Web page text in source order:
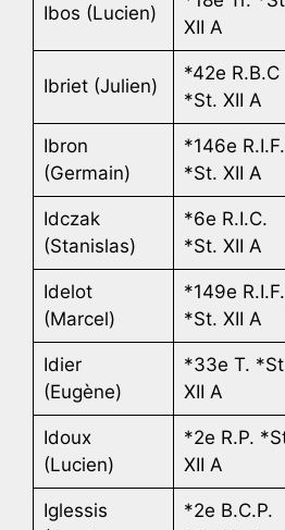
Ibos (Lucien)
XII A
Ibriet (Julien)
*42e R.B.C
*St. XII A
Ibron
(Germain)
*146e R.I.F.
*St. XII A
Idczak
(Stanislas)
*6e R.I.C.
*St. XII A
Idelot
(Marcel)
*149e R.I.F.
*St. XII A
Idier
(Eugène)
*33e T.
XII A
Idoux
(Lucien)
*2e R.P.
XII A
Iglessis
*2e B.C.P.